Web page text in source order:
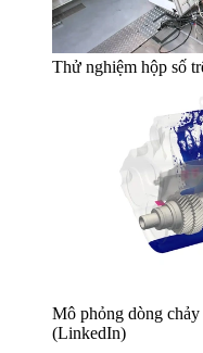
Thử nghiệm hộp số
Mô phỏng dòng
(LinkedIn)